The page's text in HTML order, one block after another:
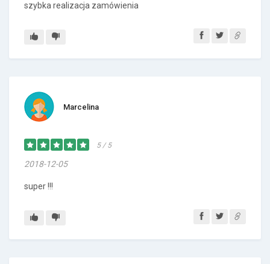
szybka realizacja zamówienia
Marcelina
5 / 5
2018-12-05
super !!!